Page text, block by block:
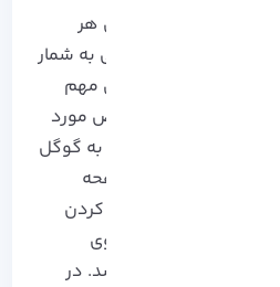
و آمار کلی پیچ برای هر
دارد، مسئله مهمی به شمار
آنالتیکس ابزار های مهم
رتبه صفحات هر شخص مورد
می توانید رنک مث را به گوگل
آمار کلی و درآمد صفحه
همچنین، با متصل کردن
اطلاعات مربوطه بر روی
نشان داده خواهد شد. در